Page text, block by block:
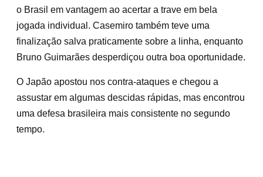
o Brasil em vantagem ao acertar a trave em bela
jogada individual. Casemiro também teve uma
finalização salva praticamente sobre a linha, enquanto
Bruno Guimarães desperdiçou outra boa oportunidade.
O Japão apostou nos contra-ataques e chegou a
assustar em algumas descidas rápidas, mas encontrou
uma defesa brasileira mais consistente no segundo
tempo.